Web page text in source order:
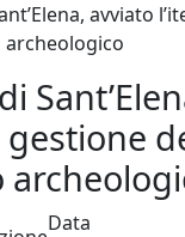
avviato
archeologico
gestione
Data